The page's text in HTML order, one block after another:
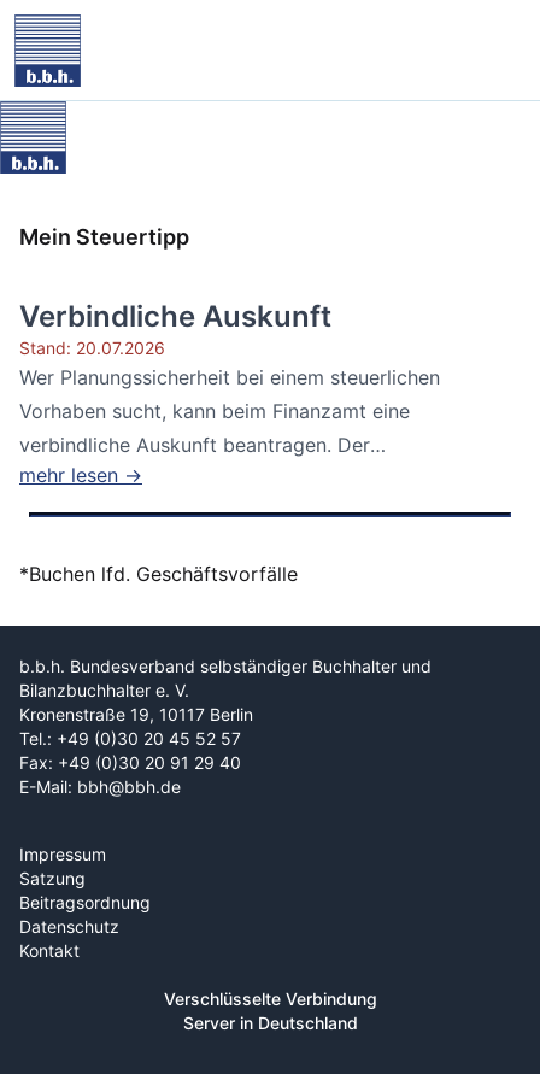
Mein Steuertipp
Verbindliche Auskunft
Stand: 20.07.2026
Wer Planungssicherheit bei einem steuerlichen
Vorhaben sucht, kann beim Finanzamt eine
verbindliche Auskunft beantragen. Der
Bundesfinanzhof...
mehr lesen →
*Buchen lfd. Geschäftsvorfälle
b.b.h. Bundesverband selbständiger Buchhalter und
Bilanzbuchhalter e. V.
Kronenstraße 19, 10117 Berlin
Tel.: +49 (0)30 20 45 52 57
Fax: +49 (0)30 20 91 29 40
E-Mail: bbh@bbh.de
Impressum
Satzung
Beitragsordnung
Datenschutz
Kontakt
Verschlüsselte Verbindung
Server in Deutschland